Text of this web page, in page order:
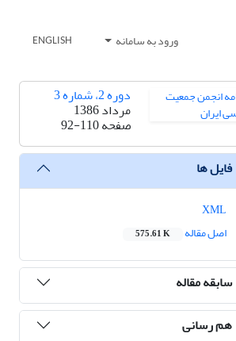
ورود به سامانه ENGLISH
دوره 2، شماره 3
مرداد 1386
صفحه92-110
فایل ها
اصل مقاله
575.61 K
سابقه مقاله
هم رسانی